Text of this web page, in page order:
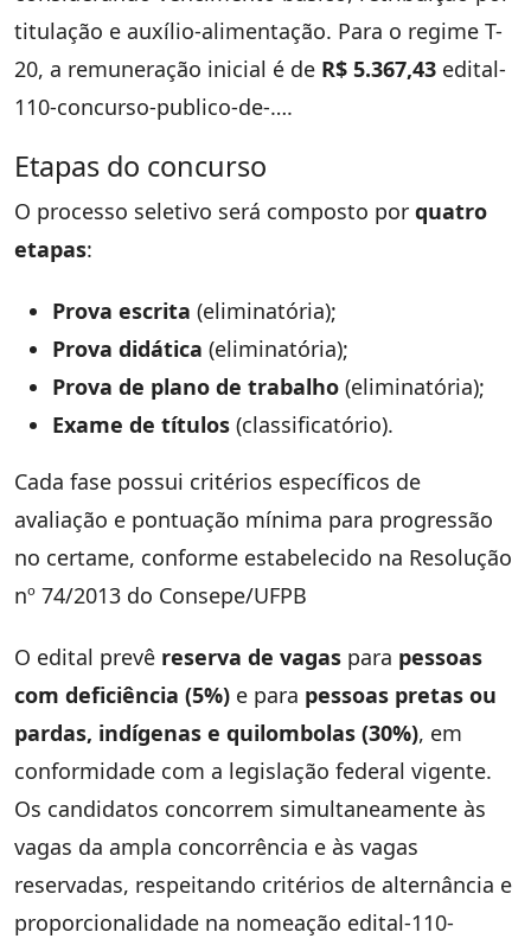
titulação e auxílio-alimentação. Para o regime T-
20, a remuneração inicial é de R$ 5.367,43 edital-
110-concurso-publico-de-….
Etapas do concurso
O processo seletivo será composto por quatro
etapas:
Prova escrita (eliminatória);
Prova didática (eliminatória);
Prova de plano de trabalho (eliminatória);
Exame de títulos (classificatório).
Cada fase possui critérios específicos de
avaliação e pontuação mínima para progressão
no certame, conforme estabelecido na Resolução
nº 74/2013 do Consepe/UFPB
O edital prevê reserva de vagas para pessoas
com deficiência (5%) e para pessoas pretas ou
pardas, indígenas e quilombolas (30%), em
conformidade com a legislação federal vigente.
Os candidatos concorrem simultaneamente às
vagas da ampla concorrência e às vagas
reservadas, respeitando critérios de alternância e
proporcionalidade na nomeação edital-110-